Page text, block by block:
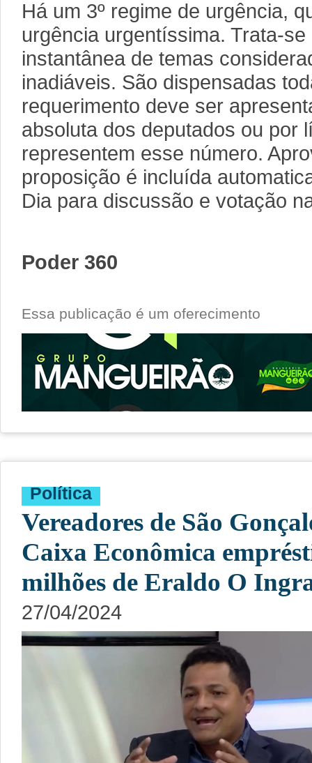
Há um 3º regime de urgência,
urgência urgentíssima. Trata-
instantânea de temas
inadiáveis. São dispensadas
requerimento deve ser
absoluta dos deputados ou por
representem esse número.
proposição é incluída
Dia para discussão e votação
Poder 360
Essa publicação é um oferecimento
Política
Vereadores de São
Caixa Econômica
milhões de Eraldo O
27/04/2024